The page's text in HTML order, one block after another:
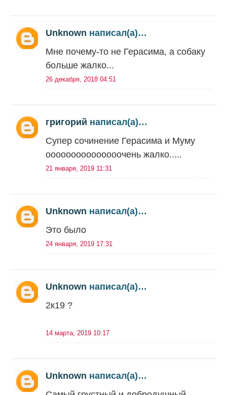
Unknown написал(а)…
Мне почему-то не Герасима, а собаку
больше жалко...
26 декабря, 2018 04:51
григорий написал(а)…
Супер сочинение Герасима и Муму
ооооооооооооооочень жалко.....
21 января, 2019 11:31
Unknown написал(а)…
Это было
24 января, 2019 17:31
Unknown написал(а)…
2к19 ?
14 марта, 2019 10:17
Unknown написал(а)…